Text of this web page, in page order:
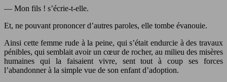
— Mon fils ! s’écrie-t-elle.
Et, ne pouvant prononcer d’autres paroles, elle tombe évanouie.
Ainsi cette femme rude à la peine, qui s’était endurcie à des travaux
pénibles, qui semblait avoir un cœur de rocher, au milieu des misères
humaines qui la faisaient vivre, sent tout à coup ses forces
l’abandonner à la simple vue de son enfant d’adoption.